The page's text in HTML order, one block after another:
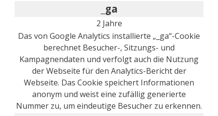
_ga
2 Jahre
Das von Google Analytics installierte „_ga“-Cookie
berechnet Besucher-, Sitzungs- und
Kampagnendaten und verfolgt auch die Nutzung
der Webseite für den Analytics-Bericht der
Webseite. Das Cookie speichert Informationen
anonym und weist eine zufällig generierte
Nummer zu, um eindeutige Besucher zu erkennen.